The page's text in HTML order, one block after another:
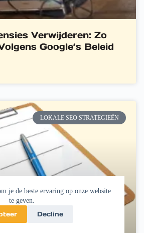
je de beste ervaring op onze website
te geven.
Decline
Verwijderen: Zo
Google’s Beleid
LOKALE SEO STRATEGIEËN